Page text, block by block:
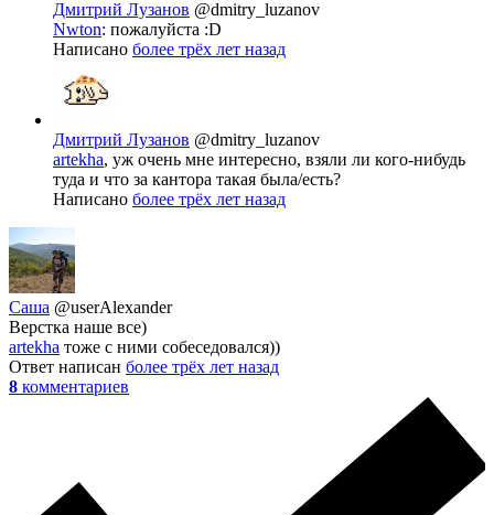
Дмитрий Лузанов @dmitry_luzanov
Nwton: пожалуйста :D
Написано более трёх лет назад
Дмитрий Лузанов @dmitry_luzanov
artekha, уж очень мне интересно, взяли ли кого-нибудь
туда и что за кантора такая была/есть?
Написано более трёх лет назад
Саша @userAlexander
Верстка наше все)
artekha тоже с ними собеседовался))
Ответ написан более трёх лет назад
8 комментариев